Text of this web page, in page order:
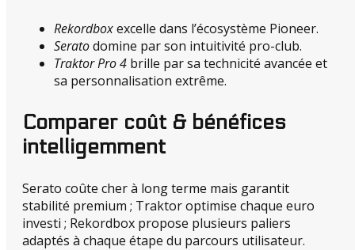
Rekordboxexcelle dans l’écosystème Pioneer.
Seratodomine par son intuitivité pro-club.
Traktor Pro 4 brille par sa technicité avancée et
sa personnalisation extrême.
Comparer coût & bénéfices
intelligemment
Serato coûte cher à long terme mais garantit
stabilité premium ; Traktor optimise chaque euro
investi ; Rekordbox propose plusieurs paliers
adaptés à chaque étape du parcours utilisateur.